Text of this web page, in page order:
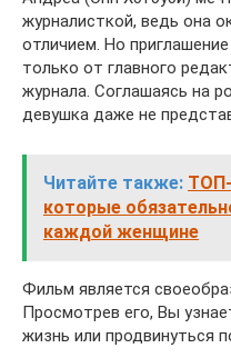
журналисткой, ведь она
отличием. Но
только от главного
журнала. Соглашаясь на
девушка даже не
Читайте также: ТОП-
которые
каждой женщине
Фильм является
Просмотрев его, Вы
жизнь или продвинуться